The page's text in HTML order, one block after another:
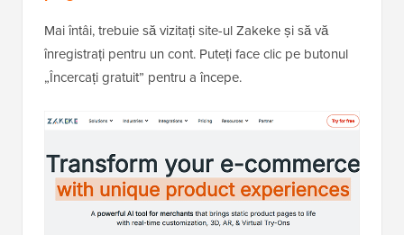
Mai întâi, trebuie să vizitați site-ul Zakeke și să vă
înregistrați pentru un cont. Puteți face clic pe butonul
„Încercați gratuit” pentru a începe.